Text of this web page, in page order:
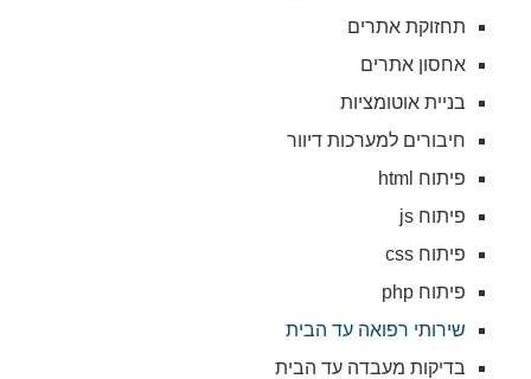
תחזוקת אתרים
אחסון אתרים
בניית אוטומציות
חיבורים למערכות דיוור
פיתוח html
פיתוח js
פיתוח css
פיתוח php
שירותי רפואה עד הבית
בדיקות מעבדה עד הבית